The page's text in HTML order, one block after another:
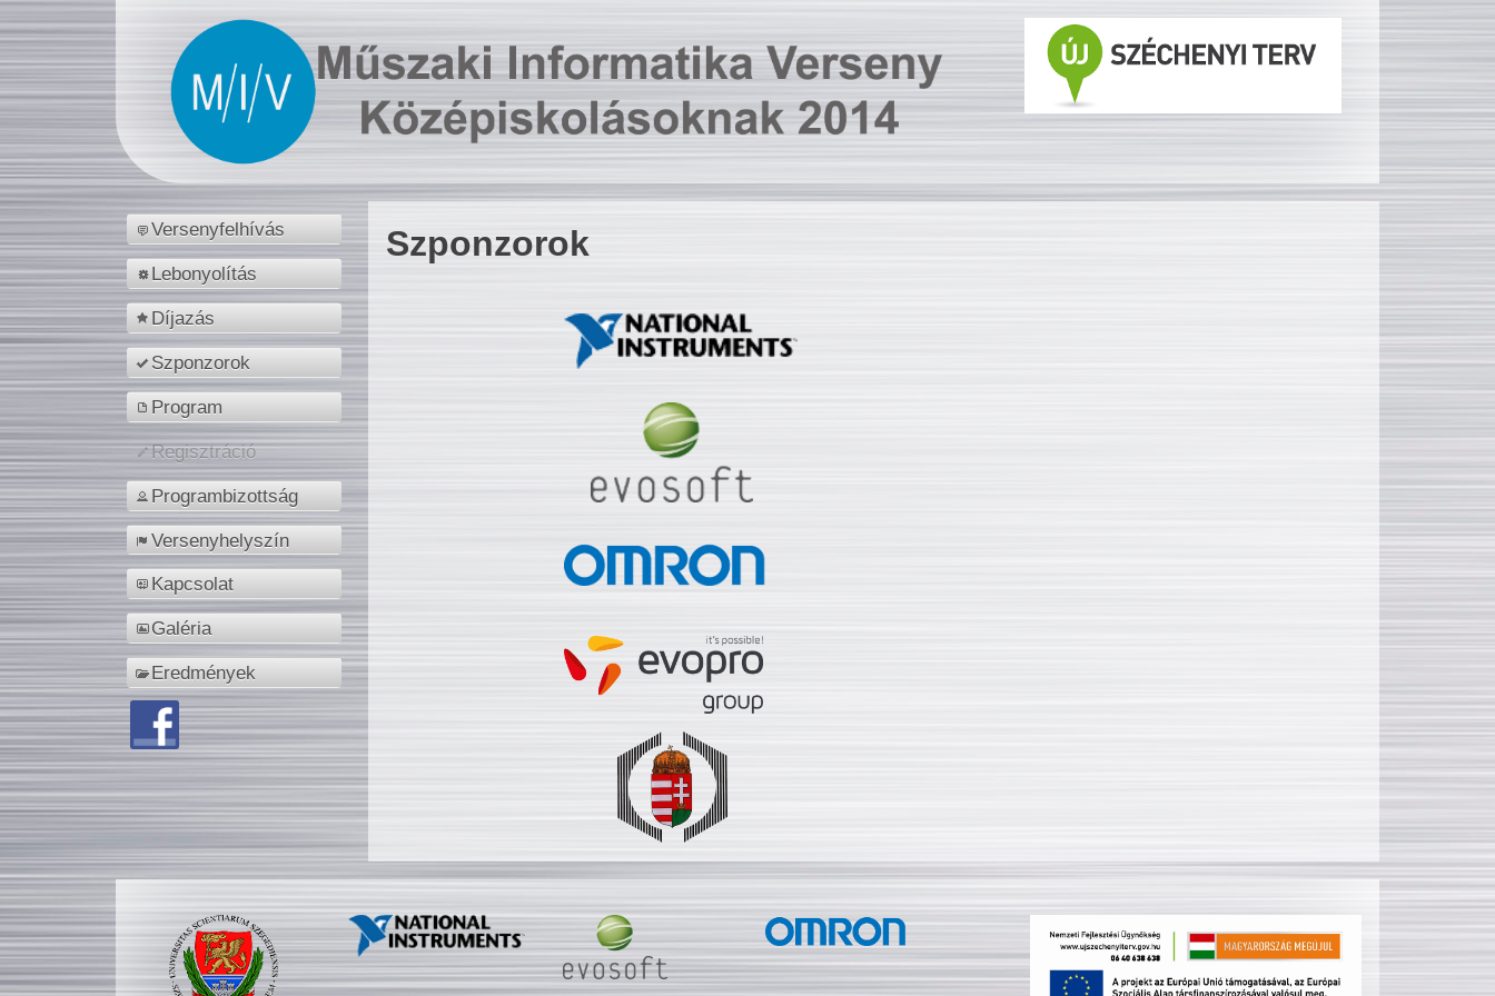
Versenyfelhívás
Lebonyolítás
Díjazás
Szponzorok
Program
Regisztráció
Programbizottság
Versenyhelyszín
Kapcsolat
Galéria
Eredmények
Szponzorok